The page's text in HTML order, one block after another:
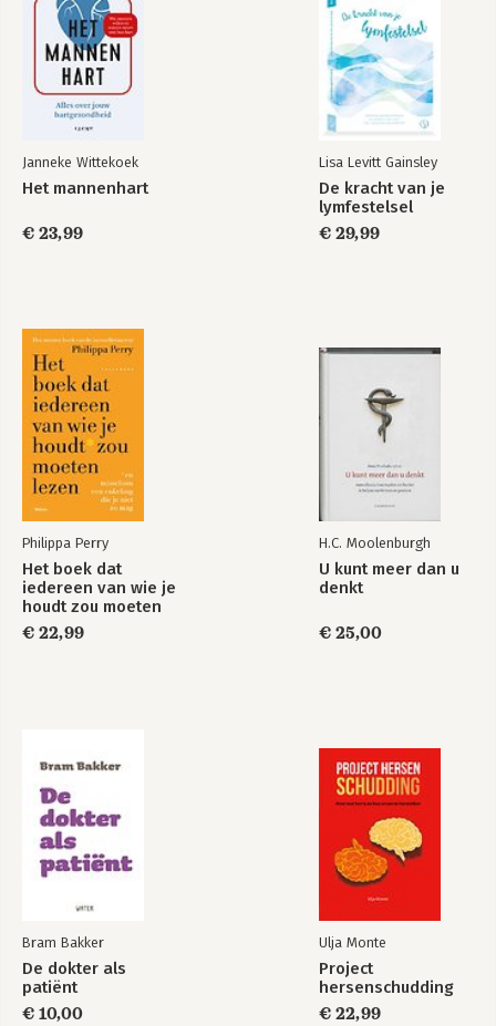
Janneke Wittekoek
Het mannenhart
€ 23,99
Lisa Levitt Gainsley
De kracht van je
lymfestelsel
€ 29,99
Philippa Perry
Het boek dat
iedereen van wie je
houdt zou moeten
lezen
€ 22,99
H.C. Moolenburgh
U kunt meer dan u
denkt
€ 25,00
Bram Bakker
De dokter als
patiënt
€ 10,00
Ulja Monte
Project
hersenschudding
€ 22,99